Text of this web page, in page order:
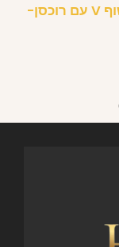
שמלת מיני שרוול ארוך צווארון מחשוף V עם רוכסן-